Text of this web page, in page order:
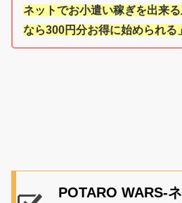
ネットでお小遣い稼ぎを出来
なら300円分お得に始められる」
POTARO WARS-